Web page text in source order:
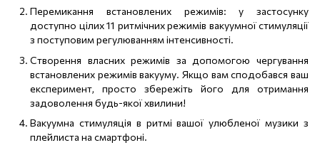
Перемикання встановлених режимів: у застосунку
доступно цілих 11 ритмічних режимів вакуумної стимуляції
з поступовим регулюванням інтенсивності.
Створення власних режимів за допомогою чергування
встановлених режимів вакууму. Якщо вам сподобався ваш
експеримент, просто збережіть його для отримання
задоволення будь-якої хвилини!
Вакуумна стимуляція в ритмі вашої улюбленої музики з
плейлиста на смартфоні.